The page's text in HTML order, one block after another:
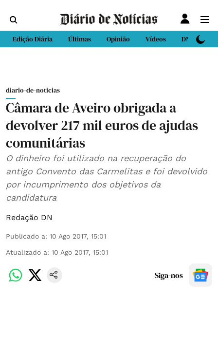
Edição Diária Últimas Opinião Vídeos DN Sport
diario-de-noticias
Câmara de Aveiro obrigada a
devolver 217 mil euros de ajudas
comunitárias
O dinheiro foi utilizado na recuperação do
antigo Convento das Carmelitas e foi devolvido
por incumprimento dos objetivos da
candidatura
Redação DN
Publicado a: 10 Ago 2017, 15:01
Atualizado a: 10 Ago 2017, 15:01
Siga-nos